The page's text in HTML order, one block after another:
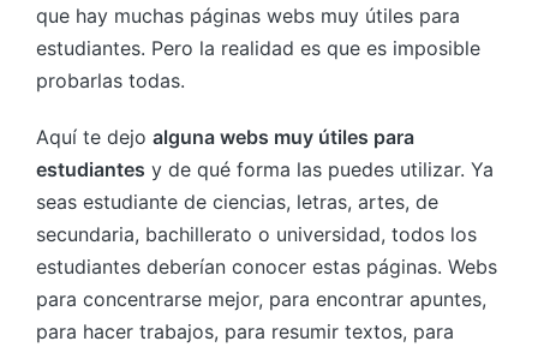
que hay muchas páginas webs muy útiles para
estudiantes. Pero la realidad es que es imposible
probarlas todas.
Aquí te dejo alguna webs muy útiles para
estudiantes y de qué forma las puedes utilizar. Ya
seas estudiante de ciencias, letras, artes, de
secundaria, bachillerato o universidad, todos los
estudiantes deberían conocer estas páginas. Webs
para concentrarse mejor, para encontrar apuntes,
para hacer trabajos, para resumir textos, para